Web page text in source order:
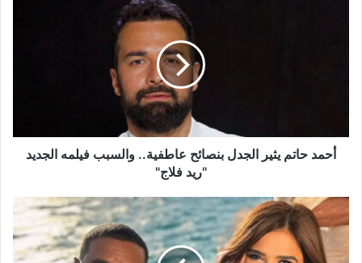
الجديد
"ريدأحمد حاتم يثير الجدل بنصائح عاطفية.. والسبب فيلمه الجديد
"ريد فلاج"
كريم
فهمي
يسرا